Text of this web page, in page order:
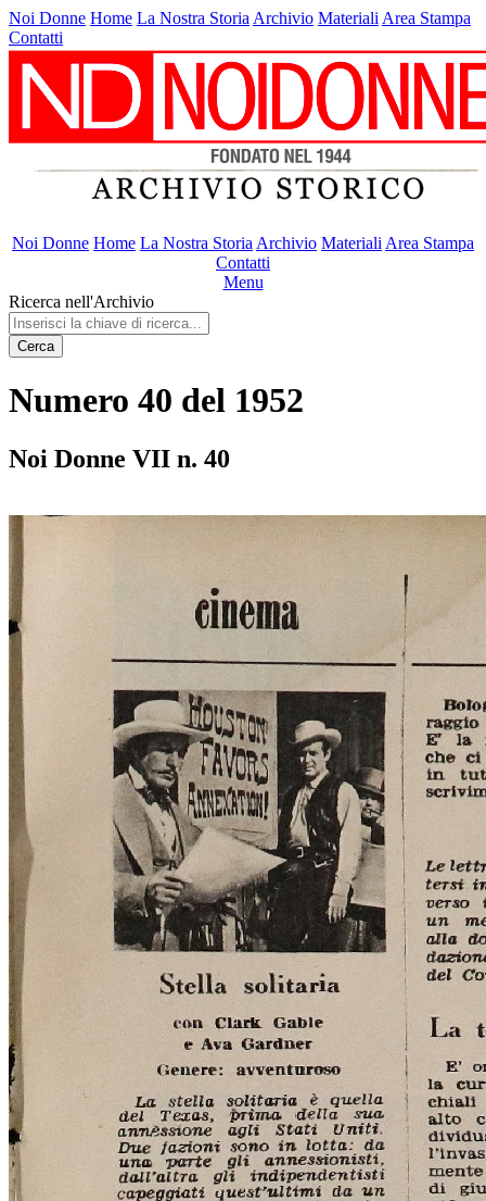
Noi Donne Home La Nostra Storia Archivio Materiali Area Stampa
Contatti
Noi Donne Home La Nostra Storia Archivio Materiali Area Stampa
Contatti
Menu
Ricerca nell'Archivio
Cerca
Numero 40 del 1952
Noi Donne VII n. 40